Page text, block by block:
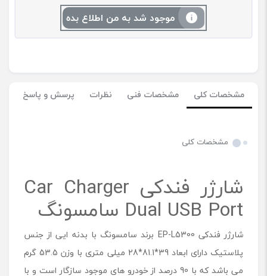
موجود شد به من اطلاع بده
مشخصات کلی مشخصات فنی نظرات پرسش و پاسخ
مشخصات کلی
شارژر فندکی Car Charger
Dual USB Port سامسونگ
شارژر فندکی EP-L5300 برند سامسونگ با بدنه ایی از جنس
پلاستیک دارای ابعاد 39*81.1*28 میلی متری با وزن 53.5 گرم
می باشد که با 90 درصد از خودرو های موجود سازگار است و با